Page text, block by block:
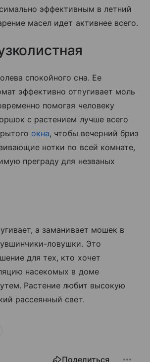
эффективным в летний
масел идет активнее всего.
спокойного сна. Ее
эффективно отпугивает моль
помогая человеку
с растением лучше всего
окна, чтобы вечерний бриз
нотки по всей комнате,
преграду для незваных
а заманивает мошек в
ловушки. Это
для тех, кто хочет
насекомых в доме
Растение любит высокую
рассеянный свет.
Поделиться